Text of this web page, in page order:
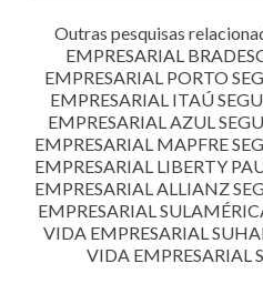
Outras pesquisas
EMPRESARIAL
EMPRESARIAL PORTO
EMPRESARIAL ITAÚ
EMPRESARIAL AZUL
EMPRESARIAL MAPFRE
EMPRESARIAL LIBERTY
EMPRESARIAL ALLIANZ
EMPRESARIAL
VIDA EMPRESARIAL
VIDA EMPRESARIAL